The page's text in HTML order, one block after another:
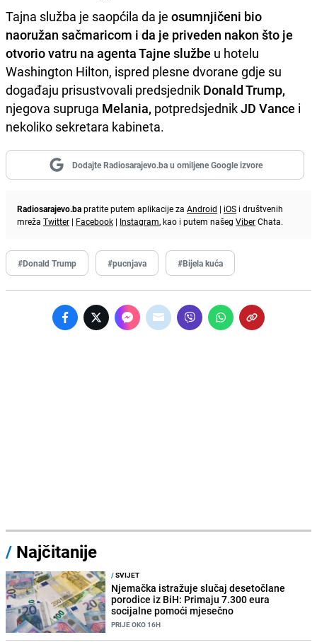
Tajna služba je saopćila da je osumnjičeni bio
naoružan sačmaricom i da je priveden nakon što je
otvorio vatru na agenta Tajne službe u hotelu
Washington Hilton, ispred plesne dvorane gdje su
događaju prisustvovali predsjednik Donald Trump,
njegova supruga Melania, potpredsjednikJD Vance i
nekoliko sekretara kabineta.
Dodajte Radiosarajevo.ba u omiljene Google izvore
Radiosarajevo.bapratite putem aplikacije za Android | iOS i društvenih
mreža Twitter | Facebook | Instagram, kao i putem našeg ViberChata.
#Donald Trump #pucnjava #Bijela kuća
/ Najčitanije
/SVIJET
Njemačka istražuje slučaj desetočlane
porodice iz BiH: Primaju 7.300 eura
socijalne pomoći mjesečno
PRIJE OKO 16H